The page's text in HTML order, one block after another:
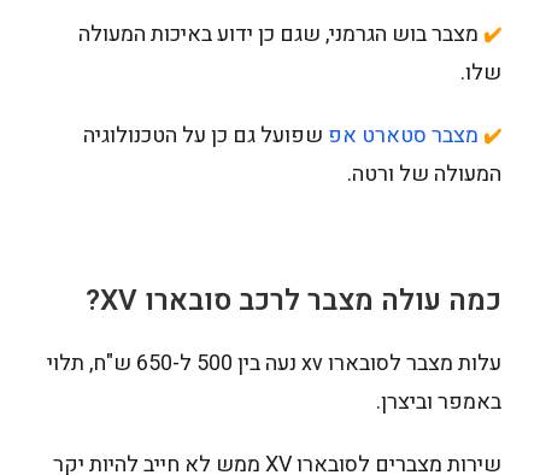
✔️ מצבר בוש הגרמני, שגם כן ידוע באיכות המעולה
שלו.
✔️ מצבר סטארט אפ שפועל גם כן על הטכנולוגיה
המעולה של ורטה.
כמה עולה מצבר לרכב סובארוXV
?
עלות מצבר לסובארו xv נעה בין 500 ל-650 ש"ח, תלוי
באמפר וביצרן.
שירות מצברים לסובארו XV ממש לא חייב להיות יקר